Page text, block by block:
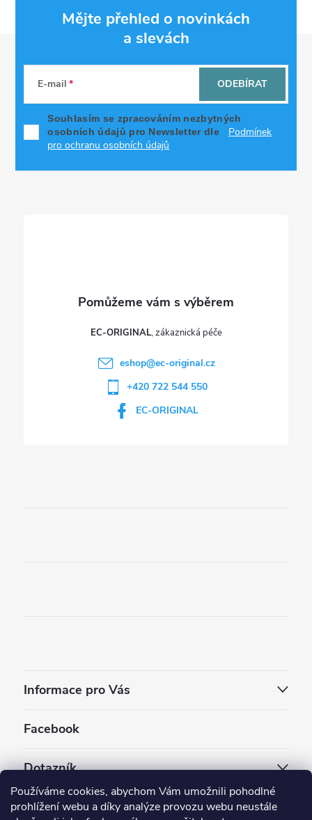
Používáme cookies, abychom Vám umožnili pohodlné
prohlížení webu a díky analýze provozu webu neustále
Mějte přehled o novinkách
a slevách
E-mail
Souhlasím se zpracováním nezbytných
osobních údajů pro Newsletter dle
Podmínek
pro ochranu osobních údajů
ODEBÍRAT
EC-ORIGINAL
eshop@ec-original.cz
+420 722 544 550
EC-ORIGINAL
Informace pro Vás
Facebook
Dotazník
Jaký styl vapování vám vyhovuje ?